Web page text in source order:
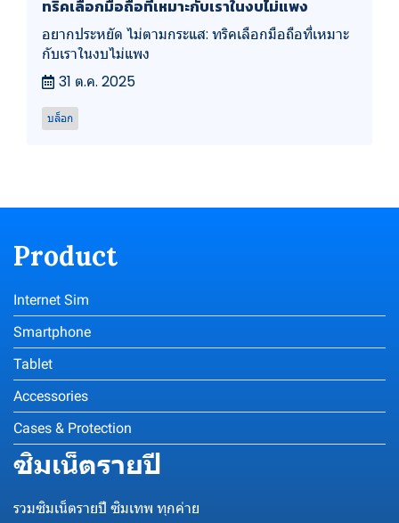
ทริคเลือกมือถือที่เหมาะกับเราในงบไม่แพง
อยากประหยัด ไม่ตามกระแส: ทริคเลือกมือถือที่เหมาะ
กับเราในงบไม่แพง
31 ต.ค. 2025
บล็อก
Product
Internet Sim
Smartphone
Tablet
Accessories
Cases & Protection
ซิมเน็ตรายปี
รวมซิมเน็ตรายปี ซิมเทพ ทุกค่าย